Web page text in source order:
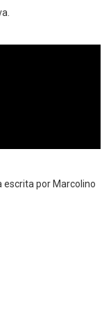
escrita por Marcolino